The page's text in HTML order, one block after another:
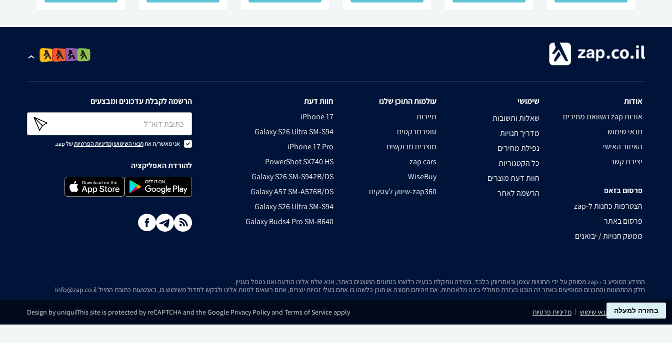
אודות
השוואת מחירים zap אודות
תנאי שימוש
האיזור האישי
יצירת קשר
פרסום בזאפ
zap-הצטרפות כחנות ל
פרסום באתר
ממשק חנויות / יבואנים
שימושי
שאלות ותשובות
מדריך חנויות
נפילת מחירים
כל הקטגוריות
חוות דעת מוצרים
הרשמה לאתר
עולמות התוכן שלנו
תיירות
סופרמרקטים
מוצרים מבוקשים
zap cars
WiseBuy
שיווק לעסקים-zap360
חוות דעת
iPhone 17
Galaxy S26 Ultra SM-S94
iPhone 17 Pro
PowerShot SX740 HS
Galaxy S26 SM-S942B/DS
Galaxy A57 SM-A576B/DS
Galaxy S26 Ultra SM-S94
Galaxy Buds4 Pro SM-R640
הרשמה לקבלת עדכונים ומבצעים
אני מאשר/ת אתתנאי השימושומדיניות הפרטיותשל zap.
להורדת האפליקציה
המידע המופיע ב - zap מסופק על ידי החנויות עצמן ובאחריותן בלבד. במידה ונתקלת בבעיה כלשהי בנתונים המוצגים באתר, אנא שלח אלינו הודעה ואנו נטפל בעניין.
חלק מהתמונות והתכנים המופיעים באתר זה הוכנו בעזרת מחוללי בינה מלאכותית. אם זיהיתם תמונה או תוכן כלשהו בו אתם בעלי זכויות יוצרים, אתם רשאים לפנות אלינו ולבקש לחדול משימוש בו, באמצעות כתובת המייל Info@zap.co.il
בחזרה למעלה
נגישות תנאי שימוש מדיניות פרטיות This site is protected by reCAPTCHA and the Google Privacy Policy and Terms of Service apply
Design by uniqui